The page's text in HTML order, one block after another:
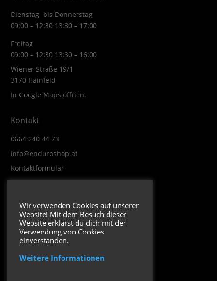
Dienstag bis Donnerstag
09:00 – 12:30 13:30 – 17:00
Freitag
09:00 – 12:30 13:30 – 16:00
Wiener Straße 19/1
3170 Hainfeld
In Google Maps öffnen.
Kontakt
0664 240 44 73
info@enduroshop.at
Kontaktformular
Impressum
Datenschutzerklärung
Folge uns
Wir verwenden Cookies auf unserer
Website! Mit dem Besuch dieser
Website erklärst du dich mit der
Verwendung von Cookies
einverstanden.
Weitere Informationen